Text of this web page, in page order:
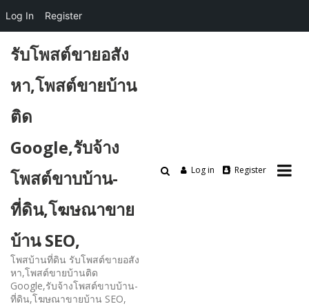
content
รับโพสต์ขายอสัง
หา,โพสต์ขายบ้าน
ติด
Google,รับจ้าง
โพสต์ขาบบ้าน-
ที่ดิน,โฆษณาขาย
บ้าน SEO,
โพสบ้านที่ดิน รับโพสต์ขายอสัง
หา,โพสต์ขายบ้านติด
Google,รับจ้างโพสต์ขาบบ้าน-
ที่ดิน,โฆษณาขายบ้าน SEO,
Log in Register
Log In Register